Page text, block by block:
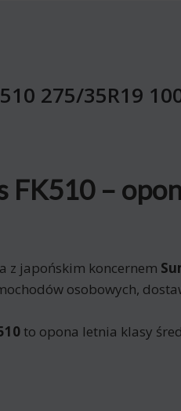
275/35R19
FK510 –
z japońskim koncernem
osobowych,
to opona letnia klasy